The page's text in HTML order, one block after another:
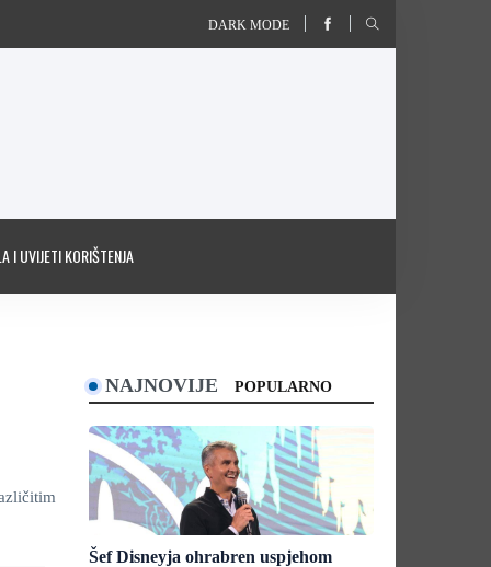
DARK MODE
I UVIJETI KORIŠTENJA
NAJNOVIJE POPULARNO
Šef Disneyja ohrabren uspjehom